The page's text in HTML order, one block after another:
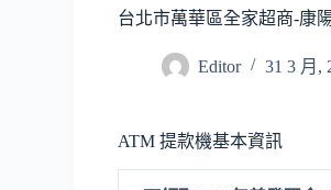
台北市萬華區全家超商-康
Editor 31 3 月,
ATM 提款機基本資訊